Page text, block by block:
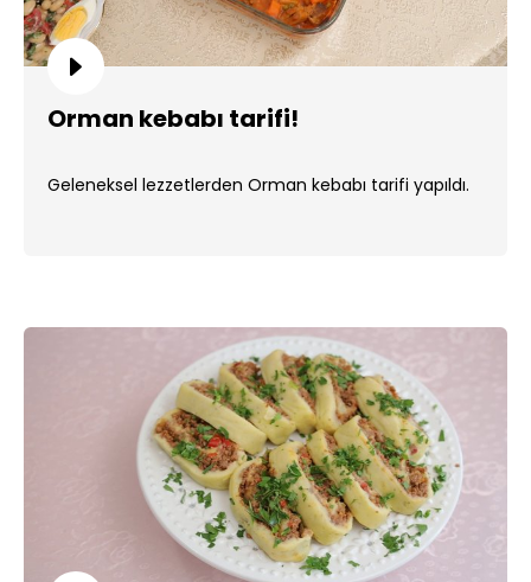
Orman kebabı tarifi!
Geleneksel lezzetlerden Orman kebabı tarifi yapıldı.